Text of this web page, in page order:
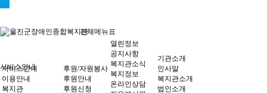
서비스안내
전체메뉴표
서비스안내
이용안내
복지관
후원/자원봉사
후원안내
후원신청
열린정보
공지사항
복지관소식
복지정보
온라인상담
기관소개
인사말
복지관소개
법인소개